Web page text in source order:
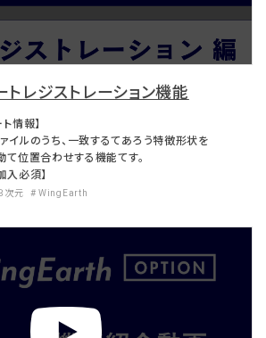
レジストレーション機能
情報】
イルのうち、一致するてあろう特徴形状を
位置合わせする機能てす。
必須】
次元 # WingEarth